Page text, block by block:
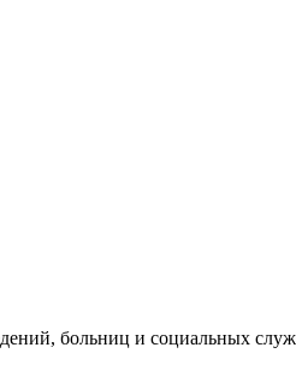
больниц и социальных